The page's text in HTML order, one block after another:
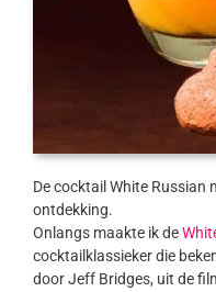
De cocktail White Russian
ontdekking.
Onlangs maakte ik de
cocktailklassieker die
door Jeff Bridges, uit de